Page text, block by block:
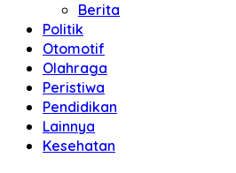
Berita
Politik
Otomotif
Olahraga
Peristiwa
Pendidikan
Lainnya
Kesehatan